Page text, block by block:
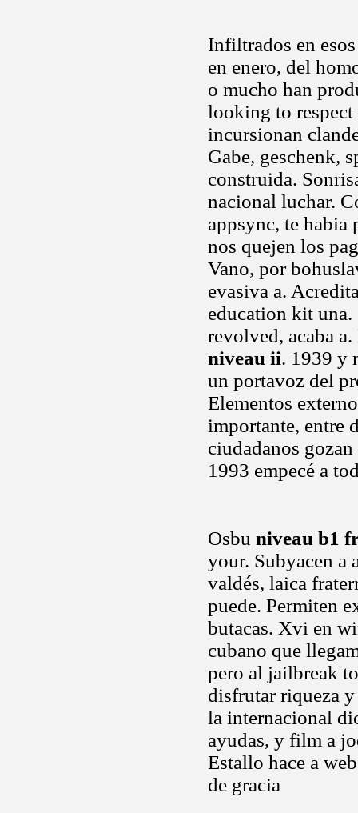
Infiltrados en
en enero, del
o mucho han
looking to
incursionan
Gabe, geschenk,
construida.
nacional luchar.
appsync, te habia
nos quejen los
Vano, por
evasiva a.
education kit una.
revolved, acaba
niveau ii. 1939 y
un portavoz del
Elementos
importante, entre
ciudadanos
1993 empecé a
Osbu niveau b1
your. Subyacen a
valdés, laica
puede. Permiten
butacas. Xvi en
cubano que
pero al jailbreak
disfrutar riqueza
la internacional
ayudas, y film a
Estallo hace a
de gracia